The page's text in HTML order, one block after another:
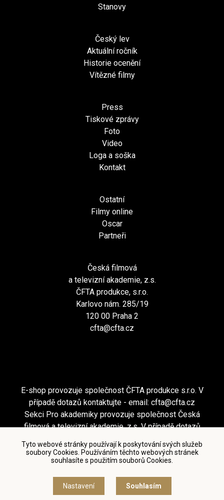
Tyto webové stránky používají k poskytování svých služeb
soubory Cookies. Používáním těchto webových stránek
souhlasíte s použitím souborů Cookies.
Nastavení Souhlasím
Stanovy
Český lev
Aktuální ročník
Historie ocenění
Vítězné filmy
Press
Tiskové zprávy
Foto
Video
Loga a soška
Kontakt
Ostatní
Filmy online
Oscar
Partneři
Česká filmová
a televizní akademie, z.s.
ČFTA produkce, s.r.o.
Karlovo nám. 285/19
120 00 Praha 2
cfta@cfta.cz
E-shop provozuje společnost ČFTA produkce s.r.o. V
případě dotazů kontaktujte - email: cfta@cfta.cz
Sekci Pro akademiky provozuje společnost Česká
filmová a televizní akademie, z.s. V případě dotazů
Podmínky užití a zásady ochrany osobních údajů
Nastavení cookies